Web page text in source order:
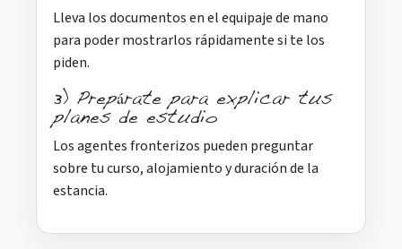
Lleva los documentos en el equipaje de mano
para poder mostrarlos rápidamente si te los
piden.
3) Prepárate para explicar tus
planes de estudio
Los agentes fronterizos pueden preguntar
sobre tu curso, alojamiento y duración de la
estancia.